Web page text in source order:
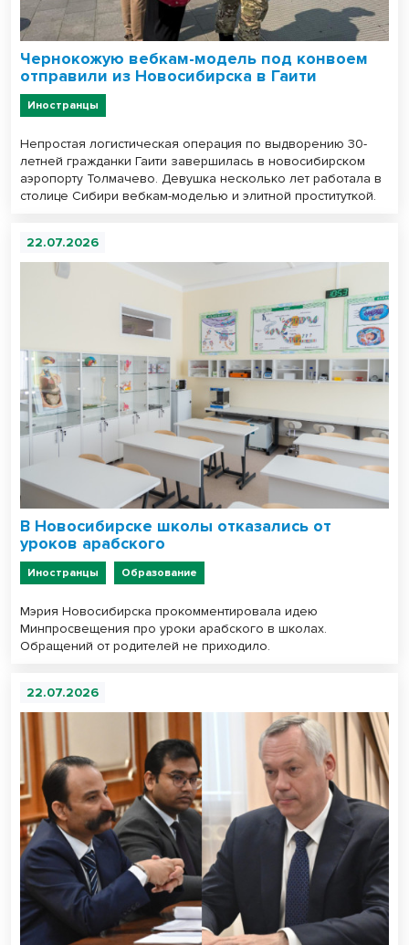
Чернокожую вебкам-модель под конвоем
отправили из Новосибирска в Гаити
Иностранцы
Непростая логистическая операция по выдворению 30-
летней гражданки Гаити завершилась в новосибирском
аэропорту Толмачево. Девушка несколько лет работала в
столице Сибири вебкам-моделью и элитной проституткой.
22.07.2026
В Новосибирске школы отказались от
уроков арабского
Иностранцы Образование
Мэрия Новосибирска прокомментировала идею
Минпросвещения про уроки арабского в школах.
Обращений от родителей не приходило.
22.07.2026